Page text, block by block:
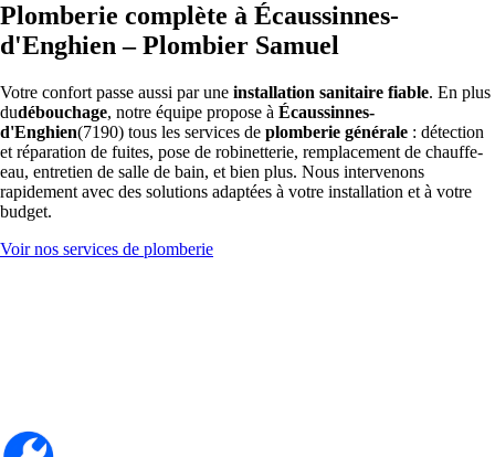
Plomberie complète à Écaussinnes-
d'Enghien – Plombier Samuel
Votre confort passe aussi par une installation sanitaire fiable. En plus
dudébouchage, notre équipe propose à Écaussinnes-
d'Enghien(7190) tous les services de plomberie générale : détection
et réparation de fuites, pose de robinetterie, remplacement de chauffe-
eau, entretien de salle de bain, et bien plus. Nous intervenons
rapidement avec des solutions adaptées à votre installation et à votre
budget.
Voir nos services de plomberie